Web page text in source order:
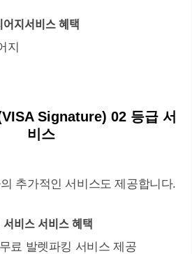
지서비스 혜택
지
Signature) 02 등급 서
비스
추가적인 서비스도 제공합니다.
비스 서비스 혜택
료 발렛파킹 서비스 제공